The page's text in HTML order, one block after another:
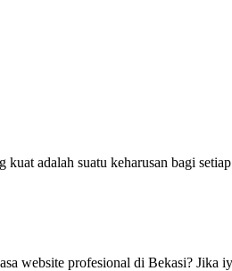
adalah suatu keharusan bagi
website profesional di Bekasi? Jika